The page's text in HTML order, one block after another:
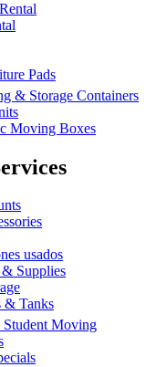
Pads
& Storage Containers
Moving Boxes
usados
Supplies
& Tanks
Student Moving